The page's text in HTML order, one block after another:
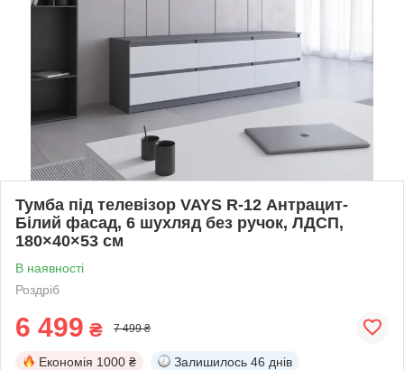
Тумба під телевізор VAYS R-12 Антрацит-
Білий фасад, 6 шухляд без ручок, ЛДСП,
180×40×53 см
В наявності
Роздріб
6 499 ₴ 7 499 ₴
Економія 1000 ₴ Залишилось 46 днів